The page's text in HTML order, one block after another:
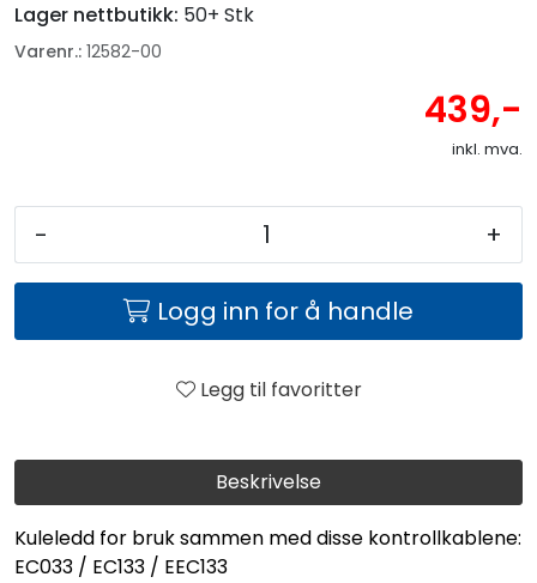
Beskrivelse
Kuleledd for bruk sammen med disse kontrollkablene:
EC033 / EC133 / EEC133
Lager nettbutikk: 50+ Stk
Varenr.: 12582-00
439,-
inkl. mva.
- +
Logg inn for å handle
Legg til favoritter